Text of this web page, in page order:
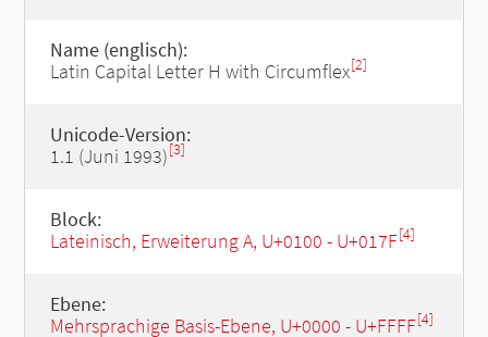
Name (englisch):
Latin Capital Letter H with Circumflex[2]
Unicode-Version:
1.1 (Juni 1993)[3]
Block:
Lateinisch, Erweiterung A, U+0100 - U+017F[4]
Ebene:
Mehrsprachige Basis-Ebene, U+0000 - U+FFFF[4]